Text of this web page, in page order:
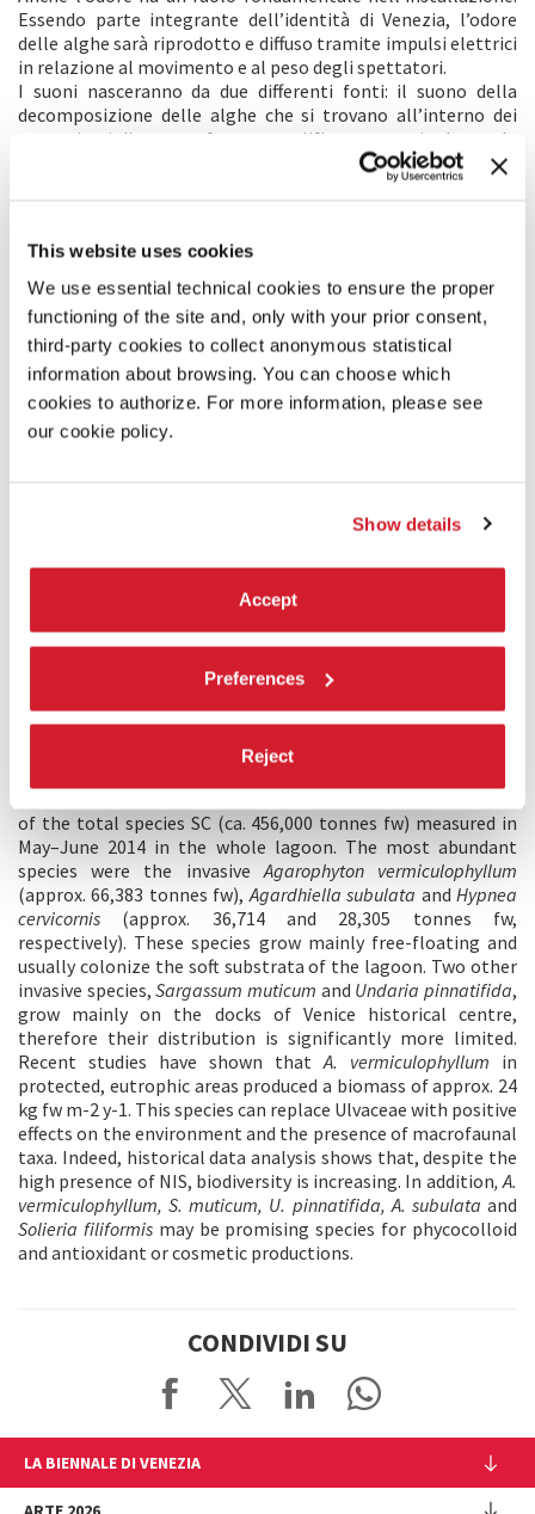
This website uses cookies
We use essential technical cookies to ensure the proper
functioning of the site and, only with your prior consent,
third-party cookies to collect anonymous statistical
information about browsing. You can choose which
cookies to authorize. For more information, please see
our cookie policy.
Show details
Accept
Preferences
Reject
Essendo parte integrante dell’identità di Venezia, l’odore
delle alghe sarà riprodotto e diffuso tramite impulsi elettrici
in relazione al movimento e al peso degli spettatori.
I suoni nasceranno da due differenti fonti: il suono della
decomposizione delle alghe che si trovano all’interno dei
contenitori di acqua e fango, amplificato e manipolato e le
registrazioni subacquee delle barche che transitano sul
0’ : 20’ = 2023 : 2100
RESEARCH ARTICLE
Invasion of alien macroalgae in the Venice Lagoon, a
pest or a resource?
Adriano Sfriso(Department of Environmental Sciences,
Informatics & Statistics, Ca’ Foscari University
e-mails: sfrisoad@unive.it (AS), alessandro.buosi@unive.it
Alien macroalgae, mostly invasive species, are a constant
concern for coastal areas, especially in the northern Adriatic
Sea where several taxa have colonized the main transitional
environments. A revision of the alien macroalgae in the
non-indigenous species (NIS) is 29, and this number is
growing steadily. On the basis of numerous surveys carried
out in the last decade the total alien standing crop (SC) was
of the total species SC (ca. 456,000 tonnes fw) measured in
May–June 2014 in the whole lagoon. The most abundant
species were the invasive Agarophyton vermiculophyllum
(approx. 66,383 tonnes fw), Agardhiella subulata andHypnea
cervicornis (approx. 36,714 and 28,305 tonnes fw,
respectively). These species grow mainly free-floating and
usually colonize the soft substrata of the lagoon. Two other
invasive species,Sargassum muticum and Undaria pinnatifida,
grow mainly on the docks of Venice historical centre,
therefore their distribution is significantly more limited.
Recent studies have shown that A. vermiculophyllum in
protected, eutrophic areas produced a biomass of approx. 24
kg fw m-2 y-1. This species can replace Ulvaceae with positive
effects on the environment and the presence of macrofaunal
taxa. Indeed, historical data analysis shows that, despite the
high presence of NIS, biodiversity is increasing. In addition, A.
vermiculophyllum, S. muticum, U. pinnatifida, A. subulata and
Solieria filiformis may be promising species for phycocolloid
and antioxidant or cosmetic productions.
CONDIVIDI SU
LA BIENNALE DI VENEZIA
L'Istituzione